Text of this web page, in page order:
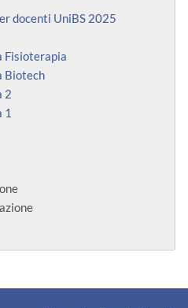
docenti UniBS 2025
Fisioterapia
Biotech
2
1